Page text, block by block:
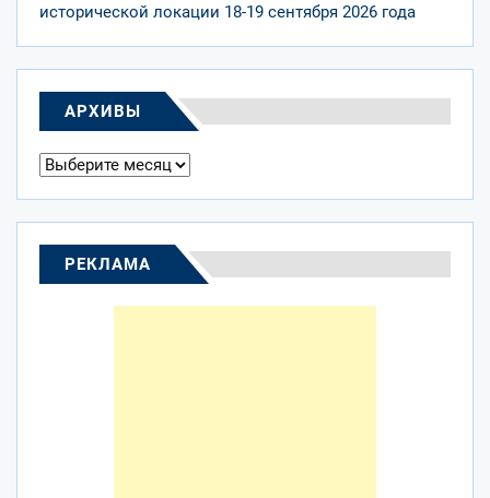
исторической локации 18-19 сентября 2026 года
АРХИВЫ
Архивы
РЕКЛАМА